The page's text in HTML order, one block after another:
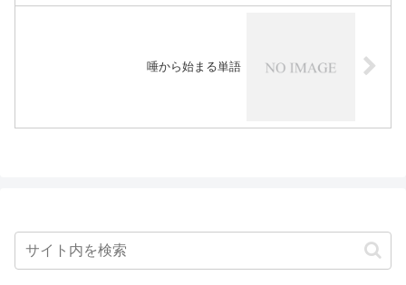
唾から始まる単語